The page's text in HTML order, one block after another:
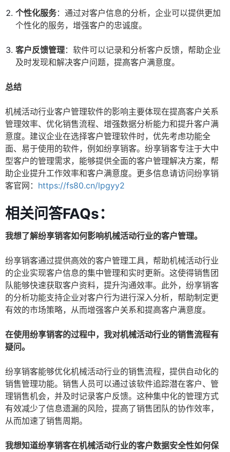
个性化服务：通过对客户信息的分析，企业可以提供更加
个性化的服务，增强客户的忠诚度。
客户反馈管理：软件可以记录和分析客户反馈，帮助企业
及时发现和解决客户问题，提高客户满意度。
总结
机械活动行业客户管理软件的影响主要体现在提高客户关系
管理效率、优化销售流程、增强数据分析能力和提升客户满
意度。建议企业在选择客户管理软件时，优先考虑功能全
面、易于使用的软件，例如纷享销客。纷享销客专注于大中
型客户的管理需求，能够提供全面的客户管理解决方案，帮
助企业提升工作效率和客户满意度。更多信息请访问纷享销
客官网： https://fs80.cn/lpgyy2
相关问答FAQs：
我想了解纷享销客如何影响机械活动行业的客户管理。
纷享销客通过提供高效的客户管理工具，帮助机械活动行业
的企业实现客户信息的集中管理和实时更新。这使得销售团
队能够快速获取客户资料，提升沟通效率。此外，纷享销客
的分析功能支持企业对客户行为进行深入分析，帮助制定更
有效的市场策略，从而增强客户关系和提高客户满意度。
在使用纷享销客的过程中，我对机械活动行业的销售流程有
疑问。
纷享销客能够优化机械活动行业的销售流程，提供自动化的
销售管理功能。销售人员可以通过该软件追踪潜在客户、管
理销售机会，并及时记录客户反馈。这种集中化的管理方式
有效减少了信息遗漏的风险，提高了销售团队的协作效率，
从而加速了销售周期。
我想知道纷享销客在机械活动行业的客户数据安全性如何保